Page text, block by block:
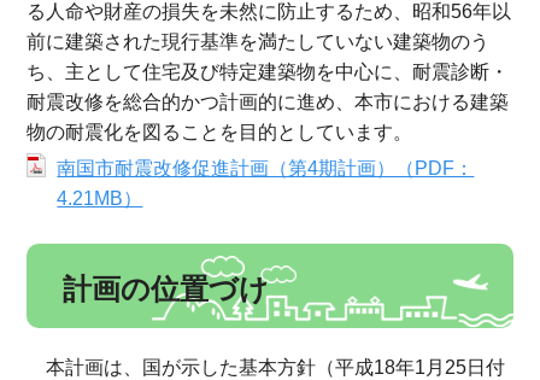
る人命や財産の損失を未然に防止するため、昭和56年以
前に建築された現行基準を満たしていない建築物のう
ち、主として住宅及び特定建築物を中心に、耐震診断・
耐震改修を総合的かつ計画的に進め、本市における建築
物の耐震化を図ることを目的としています。
南国市耐震改修促進計画（第4期計画）（PDF：
4.21MB）
計画の位置づけ
本計画は、国が示した基本方針（平成18年1月25日付